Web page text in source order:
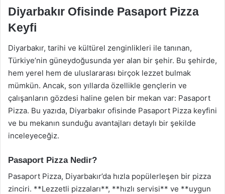
Diyarbakır Ofisinde Pasaport Pizza
Keyfi
Diyarbakır, tarihi ve kültürel zenginlikleri ile tanınan,
Türkiye’nin güneydoğusunda yer alan bir şehir. Bu şehirde,
hem yerel hem de uluslararası birçok lezzet bulmak
mümkün. Ancak, son yıllarda özellikle gençlerin ve
çalışanların gözdesi haline gelen bir mekan var: Pasaport
Pizza. Bu yazıda, Diyarbakır ofisinde Pasaport Pizza keyfini
ve bu mekanın sunduğu avantajları detaylı bir şekilde
inceleyeceğiz.
Pasaport Pizza Nedir?
Pasaport Pizza, Diyarbakır’da hızla popülerleşen bir pizza
zinciri. **Lezzetli pizzaları**, **hızlı servisi** ve **uygun